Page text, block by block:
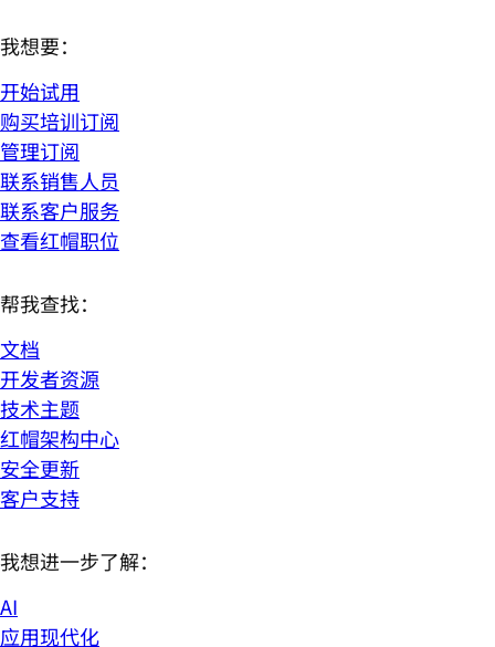
我想要：
开始试用
购买培训订阅
管理订阅
联系销售人员
联系客户服务
查看红帽职位
帮我查找：
文档
开发者资源
技术主题
红帽架构中心
安全更新
客户支持
我想进一步了解：
AI
应用现代化